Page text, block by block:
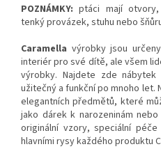
POZNÁMKY: ptáci mají
tenký provázek, stuhu nebo
Caramella výrobky jsou
interiér pro své dítě, ale všem
výrobky. Najdete zde
užitečný a funkční po mnoho let.
elegantních předmětů, které
jako dárek k narozeninám
originální vzory, speciální
hlavními rysy každého produktu